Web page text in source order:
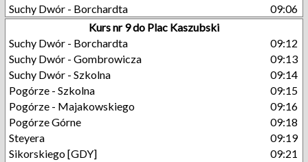
Suchy Dwór - Borchardta
09:06
Kurs nr 9 do Plac Kaszubski
Suchy Dwór - Borchardta
09:12
Suchy Dwór - Gombrowicza
09:13
Suchy Dwór - Szkolna
09:14
Pogórze - Szkolna
09:15
Pogórze - Majakowskiego
09:16
Pogórze Górne
09:18
Steyera
09:19
Sikorskiego [GDY]
09:21